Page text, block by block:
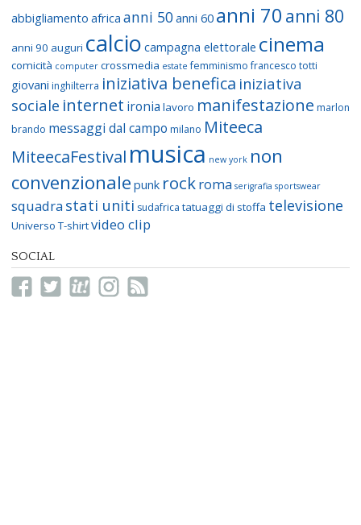
abbigliamento africa anni 50anni 60 anni 70 anni 80
anni 90 auguri calcio campagna elettorale cinema
comicità computer crossmedia estate femminismo francesco totti
giovani inghilterra iniziativa benefica iniziativa
sociale internet ironia lavoro manifestazione marlon
brando messaggi dal campo milano Miteeca
MiteecaFestival musica new york non
convenzionale punk rockroma serigrafia sportswear
squadra stati uniti sudafrica tatuaggi di stoffa televisione
Universo T-shirtvideo clip
SOCIAL